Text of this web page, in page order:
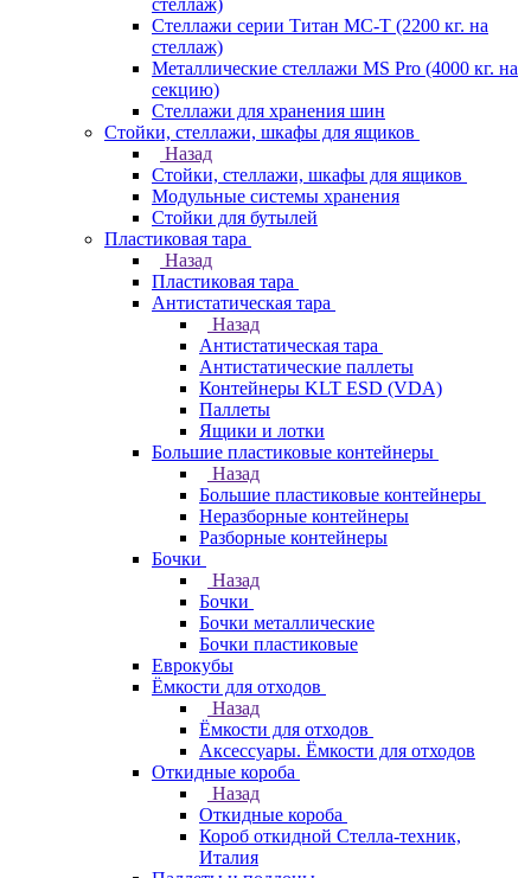
стеллаж)
Стеллажи серии Титан МС-Т (2200 кг. на
стеллаж)
Металлические стеллажи MS Pro (4000 кг. на
секцию)
Стеллажи для хранения шин
Стойки, стеллажи, шкафы для ящиков
Назад
Стойки, стеллажи, шкафы для ящиков
Модульные системы хранения
Стойки для бутылей
Пластиковая тара
Назад
Пластиковая тара
Антистатическая тара
Назад
Антистатическая тара
Антистатические паллеты
Контейнеры KLT ESD (VDA)
Паллеты
Ящики и лотки
Большие пластиковые контейнеры
Назад
Большие пластиковые контейнеры
Неразборные контейнеры
Разборные контейнеры
Бочки
Назад
Бочки
Бочки металлические
Бочки пластиковые
Еврокубы
Ёмкости для отходов
Назад
Ёмкости для отходов
Аксессуары. Ёмкости для отходов
Откидные короба
Назад
Откидные короба
Короб откидной Стелла-техник,
Италия